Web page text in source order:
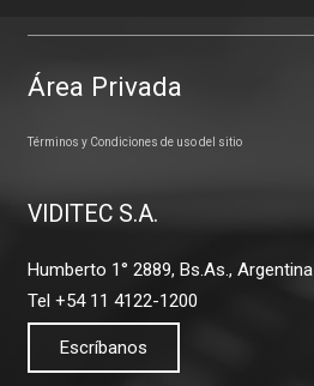
Área Privada
Términos y Condiciones de uso del sitio
VIDITEC S.A.
Humberto 1° 2889, Bs.As., Argentina
Tel +54 11 4122-1200
Escríbanos